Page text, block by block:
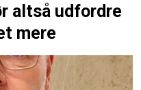
altså udfordre
mere